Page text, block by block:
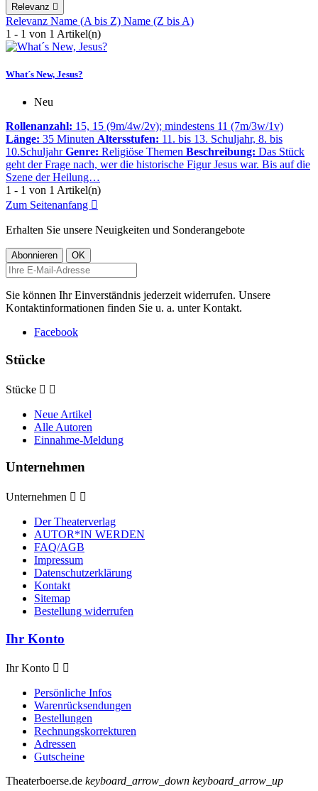
Relevanz 
Relevanz Name (A bis Z) Name (Z bis A)
1 - 1 von 1 Artikel(n)
What´s New, Jesus?
Neu
Rollenanzahl: 15, 15 (9m/4w/2v); mindestens 11 (7m/3w/1v)
Länge: 35 Minuten Altersstufen: 11. bis 13. Schuljahr, 8. bis
10.Schuljahr Genre: Religiöse Themen Beschreibung: Das Stück
geht der Frage nach, wer die historische Figur Jesus war. Bis auf die
Szene der Heilung…
1 - 1 von 1 Artikel(n)
Zum Seitenanfang 
Erhalten Sie unsere Neuigkeiten und Sonderangebote
Sie können Ihr Einverständnis jederzeit widerrufen. Unsere
Kontaktinformationen finden Sie u. a. unter Kontakt.
Facebook
Stücke
Stücke  
Neue Artikel
Alle Autoren
Einnahme-Meldung
Unternehmen
Unternehmen  
Der Theaterverlag
AUTOR*IN WERDEN
FAQ/AGB
Impressum
Datenschutzerklärung
Kontakt
Sitemap
Bestellung widerrufen
Ihr Konto
Ihr Konto  
Persönliche Infos
Warenrücksendungen
Bestellungen
Rechnungskorrekturen
Adressen
Gutscheine
Theaterboerse.de keyboard_arrow_down keyboard_arrow_up